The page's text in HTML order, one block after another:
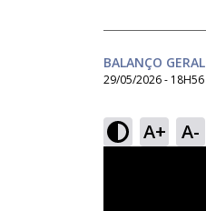
BALANÇO GERAL
29/05/2026 - 18H56
A+ A-